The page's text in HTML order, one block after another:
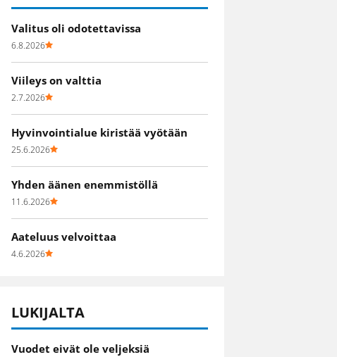
Valitus oli odotettavissa
6.8.2026
Viileys on valttia
2.7.2026
Hyvinvointialue kiristää vyötään
25.6.2026
Yhden äänen enemmistöllä
11.6.2026
Aateluus velvoittaa
4.6.2026
LUKIJALTA
Vuodet eivät ole veljeksiä